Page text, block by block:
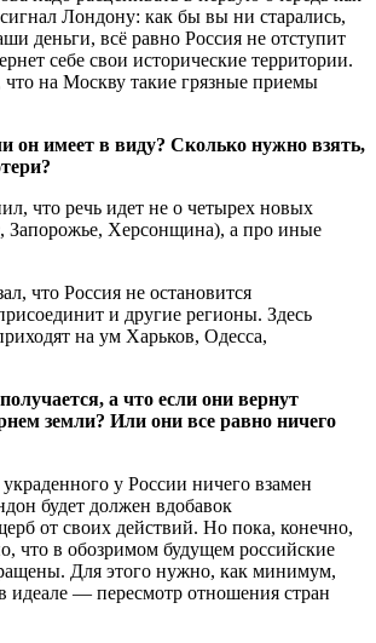
Лондону: как бы вы ни старались,
деньги, всё равно Россия не отступит
себе свои исторические территории.
на Москву такие грязные приемы
он имеет в виду? Сколько нужно взять,
что речь идет не о четырех новых
Запорожье, Херсонщина), а про иные
что Россия не остановится
и другие регионы. Здесь
на ум Харьков, Одесса,
а что если они вернут
земли? Или они все равно ничего
у России ничего взамен
будет должен вдобавок
от своих действий. Но пока, конечно,
что в обозримом будущем российские
Для этого нужно, как минимум,
идеале — пересмотр отношения стран